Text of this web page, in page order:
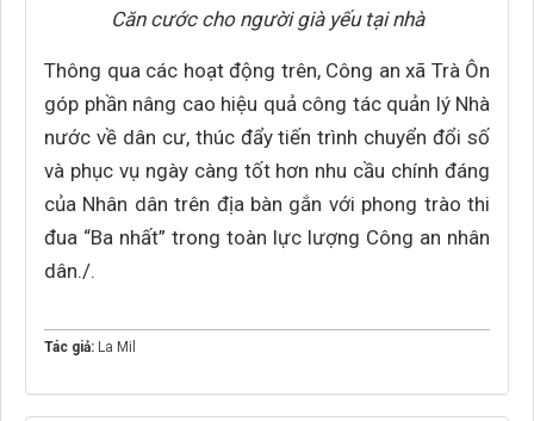
Căn cước cho người già yếu tại nhà
Thông qua các hoạt động trên, Công an xã Trà Ôn
góp phần nâng cao hiệu quả công tác quản lý Nhà
nước về dân cư, thúc đẩy tiến trình chuyển đổi số
và phục vụ ngày càng tốt hơn nhu cầu chính đáng
của Nhân dân trên địa bàn gắn với phong trào thi
đua “Ba nhất” trong toàn lực lượng Công an nhân
dân./.
Tác giả: La Mil